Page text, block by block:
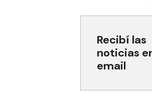
Recibí las
noticias
email